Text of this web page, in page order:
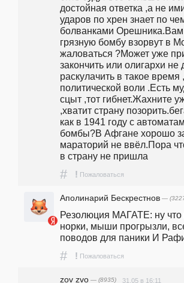
достойная ответка ,а не
ударов по хрен знает по
болванками Орешника.Вам
грязную бомбу взорвут в
жаловаться ?Может уже
закончить или олигархи
раскулачить в такое
политической воли .Есть
сцыт ,тот гибнет.Жахните
,хватит страну
как в 1941 году с
бомбы?В Афгане хорошо
мараторий не ввёл.Пора
в страну не пришла
# ! Пожаловаться
Аполинарий Бескрестнов —
Резолюция МАГАТЕ: ну что
норки, мыши прогрызли,
поводов для паники И
# ! Пожаловаться
zov zvo — (8935) 31.05 в 16:11